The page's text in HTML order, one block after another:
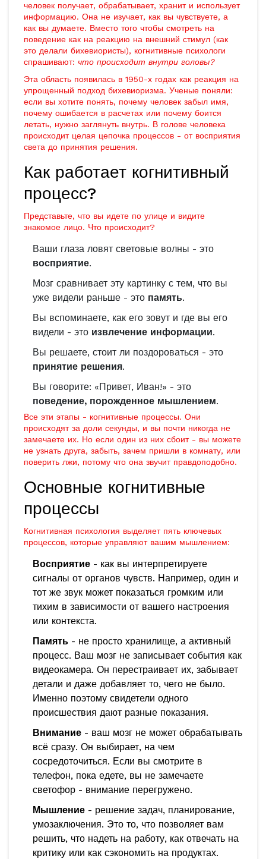
человек получает, обрабатывает, хранит и использует
информацию. Она не изучает, как вы чувствуете, а
как вы думаете. Вместо того чтобы смотреть на
поведение как на реакцию на внешний стимул (как
это делали бихевиористы), когнитивные психологи
спрашивают: что происходит внутри головы?
Эта область появилась в 1950-х годах как реакция на
упрощенный подход бихевиоризма. Ученые поняли:
если вы хотите понять, почему человек забыл имя,
почему ошибается в расчетах или почему боится
летать, нужно заглянуть внутрь. В голове человека
происходит целая цепочка процессов - от восприятия
света до принятия решения.
Как работает когнитивный
процесс?
Представьте, что вы идете по улице и видите
знакомое лицо. Что происходит?
Ваши глаза ловят световые волны - это
восприятие.
Мозг сравнивает эту картинку с тем, что вы
уже видели раньше - это память.
Вы вспоминаете, как его зовут и где вы его
видели - это извлечение информации.
Вы решаете, стоит ли поздороваться - это
принятие решения.
Вы говорите: «Привет, Иван!» - это
поведение, порожденное мышлением.
Все эти этапы - когнитивные процессы. Они
происходят за доли секунды, и вы почти никогда не
замечаете их. Но если один из них сбоит - вы можете
не узнать друга, забыть, зачем пришли в комнату, или
поверить лжи, потому что она звучит правдоподобно.
Основные когнитивные
процессы
Когнитивная психология выделяет пять ключевых
процессов, которые управляют вашим мышлением:
Восприятие - как вы интерпретируете
сигналы от органов чувств. Например, один и
тот же звук может показаться громким или
тихим в зависимости от вашего настроения
или контекста.
Память - не просто хранилище, а активный
процесс. Ваш мозг не записывает события как
видеокамера. Он перестраивает их, забывает
детали и даже добавляет то, чего не было.
Именно поэтому свидетели одного
происшествия дают разные показания.
Внимание - ваш мозг не может обрабатывать
всё сразу. Он выбирает, на чем
сосредоточиться. Если вы смотрите в
телефон, пока едете, вы не замечаете
светофор - внимание перегружено.
Мышление - решение задач, планирование,
умозаключения. Это то, что позволяет вам
решить, что надеть на работу, как отвечать на
критику или как сэкономить на продуктах.